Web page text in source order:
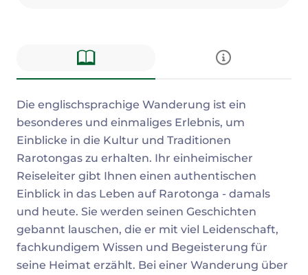
Beschreibung
Die englischsprachige Wanderung ist ein
besonderes und einmaliges Erlebnis, um
Einblicke in die Kultur und Traditionen
Rarotongas zu erhalten. Ihr einheimischer
Reiseleiter gibt Ihnen einen authentischen
Einblick in das Leben auf Rarotonga - damals
und heute. Sie werden seinen Geschichten
gebannt lauschen, die er mit viel Leidenschaft,
fachkundigem Wissen und Begeisterung für
seine Heimat erzählt. Bei einer Wanderung über